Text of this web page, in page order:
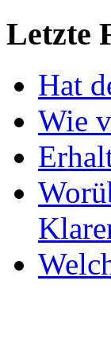
Letzte
Hat
Wie